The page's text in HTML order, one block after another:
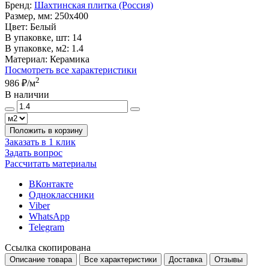
Бренд: Шахтинская плитка (Россия)
Размер, мм: 250x400
Цвет: Белый
В упаковке, шт: 14
В упаковке, м2: 1.4
Материал: Керамика
Посмотреть все характеристики
986 ₽/м2
В наличии
Положить в корзину
Заказать в 1 клик
Задать вопрос
Рассчитать материалы
ВКонтакте
Одноклассники
Viber
WhatsApp
Telegram
Ссылка скопирована
Описание товара Все характеристики Доставка Отзывы